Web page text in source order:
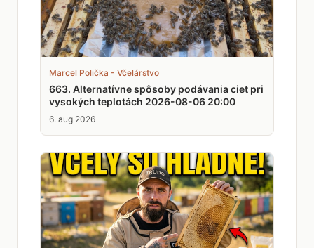
Marcel Polička - Včelárstvo
663. Alternatívne spôsoby podávania ciet pri
vysokých teplotách 2026-08-06 20:00
6. aug 2026